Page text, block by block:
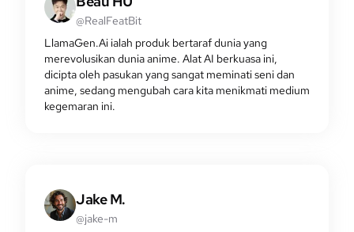
@RealFeatBit
LlamaGen.Ai ialah produk bertaraf dunia yang
merevolusikan dunia anime. Alat AI berkuasa ini,
dicipta oleh pasukan yang sangat meminati seni dan
anime, sedang mengubah cara kita menikmati medium
kegemaran ini.
Jake M.
@jake-m